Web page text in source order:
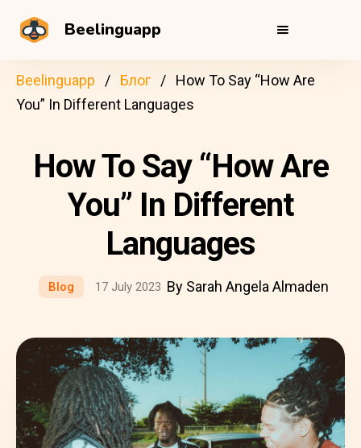
Beelinguapp
Beelinguapp Блог
How To Say “How Are
You” In Different Languages
How To Say “How Are
You” In Different
Languages
Blog 17 July 2023 By Sarah Angela Almaden